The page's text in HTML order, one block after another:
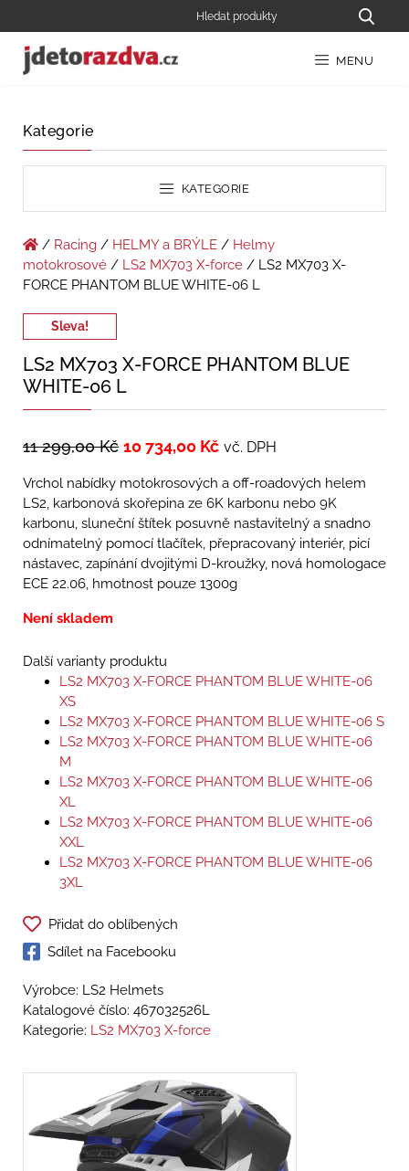
MENU
Kategorie
KATEGORIE
/ Racing / HELMY a BRÝLE / Helmy
motokrosové / LS2 MX703 X-force / LS2 MX703 X-
FORCE PHANTOM BLUE WHITE-06 L
Sleva!
LS2 MX703 X-FORCE PHANTOM BLUE
WHITE-06 L
11 299,00Kč 10 734,00 Kč vč. DPH
Vrchol nabídky motokrosových a off-roadových helem
LS2, karbonová skořepina ze 6K karbonu nebo 9K
karbonu, sluneční štítek posuvně nastavitelný a snadno
odnímatelný pomocí tlačítek, přepracovaný interiér, picí
nástavec, zapínání dvojitými D-kroužky, nová homologace
ECE 22.06, hmotnost pouze 1300g
Není skladem
Další varianty produktu
LS2 MX703 X-FORCE PHANTOM BLUE WHITE-06
XS
LS2 MX703 X-FORCE PHANTOM BLUE WHITE-06 S
LS2 MX703 X-FORCE PHANTOM BLUE WHITE-06
M
LS2 MX703 X-FORCE PHANTOM BLUE WHITE-06
XL
LS2 MX703 X-FORCE PHANTOM BLUE WHITE-06
XXL
LS2 MX703 X-FORCE PHANTOM BLUE WHITE-06
3XL
Přidat do oblíbených
Sdílet na Facebooku
Výrobce: LS2 Helmets
Katalogové číslo: 467032526L
Kategorie: LS2 MX703 X-force